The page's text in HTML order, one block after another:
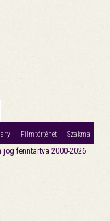
Filmtörténet Szakma
jog fenntartva 2000-2026